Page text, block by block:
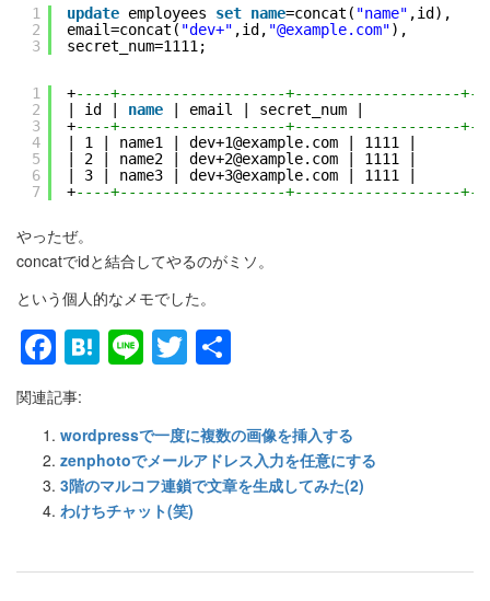
1
2
3
update employees set name=concat( "name" ,id),
email=concat( "dev+" ,id, "@example.com"),
secret_num=1111;
1
2
3
4
5
6
7
+----+-------------------+-------------------
| id | name
| email | secret_num |
+----+-------------------+-------------------
| 1 | name1 | dev+1@example.com | 1111 |
| 2 | name2 | dev+2@example.com | 1111 |
| 3 | name3 | dev+3@example.com | 1111 |
+----+-------------------+-------------------
やったぜ。
concatでidと結合してやるのがミソ。
という個人的なメモでした。
Facebook
Hatena
LineTwitter
関連記事:
wordpressで一度に複数の画像を挿入する
zenphotoでメールアドレス入力を任意にする
3階のマルコフ連鎖で文章を生成してみた(2)
わけちチャット(笑)